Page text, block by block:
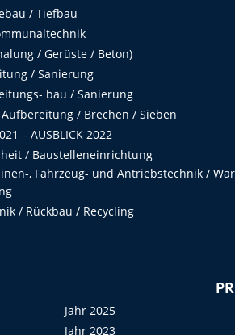
/ Tiefbau
/ Gerüste / Beton)
/ Sanierung
bau / Sanierung
/ Brechen / Sieben
– AUSBLICK 2022
/ Baustelleneinrichtung
, Fahrzeug- und Antriebstechnik /
/ Rückbau / Recycling
Jahr 2025
Jahr 2023